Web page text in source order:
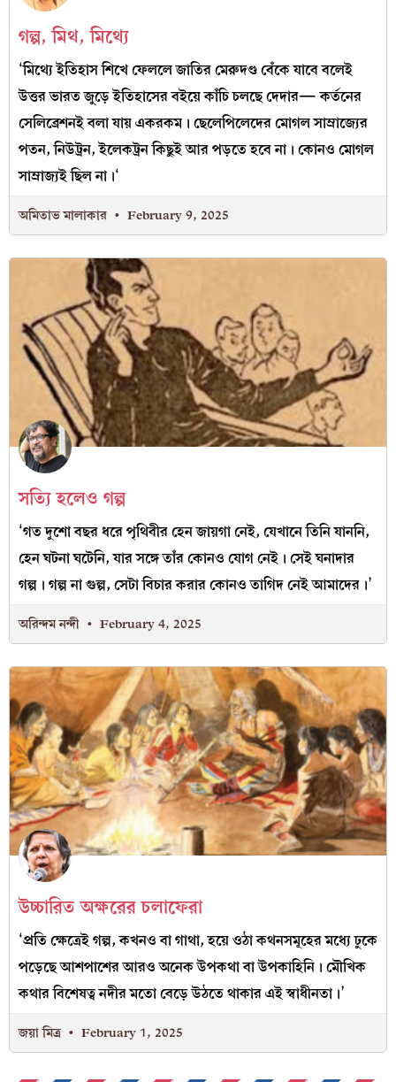
গল্প, মিথ, মিথ্যে
‘মিথ্যে ইতিহাস শিখে ফেললে জাতির মেরুদণ্ড বেঁকে যাবে বলেই
উত্তর ভারত জুড়ে ইতিহাসের বইয়ে কাঁচি চলছে দেদার— কর্তনের
সেলিব্রেশনই বলা যায় একরকম। ছেলেপিলেদের মোগল সাম্রাজ্যের
পতন, নিউট্রন, ইলেকট্রন কিছুই আর পড়তে হবে না। কোনও মোগল
সাম্রাজ্যই ছিল না।‘
অমিতাভ মালাকার February 9, 2025
সত্যি হলেও গল্প
‘গত দুশো বছর ধরে পৃথিবীর হেন জায়গা নেই, যেখানে তিনি যাননি,
হেন ঘটনা ঘটেনি, যার সঙ্গে তাঁর কোনও যোগ নেই। সেই ঘনাদার
গল্প। গল্প না গুল্প, সেটা বিচার করার কোনও তাগিদ নেই আমাদের।’
অরিন্দম নন্দী February 4, 2025
উচ্চারিত অক্ষরের চলাফেরা
‘প্রতি ক্ষেত্রেই গল্প, কখনও বা গাথা, হয়ে ওঠা কথনসমূহের মধ্যে ঢুকে
পড়েছে আশপাশের আরও অনেক উপকথা বা উপকাহিনি। মৌখিক
কথার বিশেষত্ব নদীর মতো বেড়ে উঠতে থাকার এই স্বাধীনতা।’
জয়া মিত্র February 1, 2025